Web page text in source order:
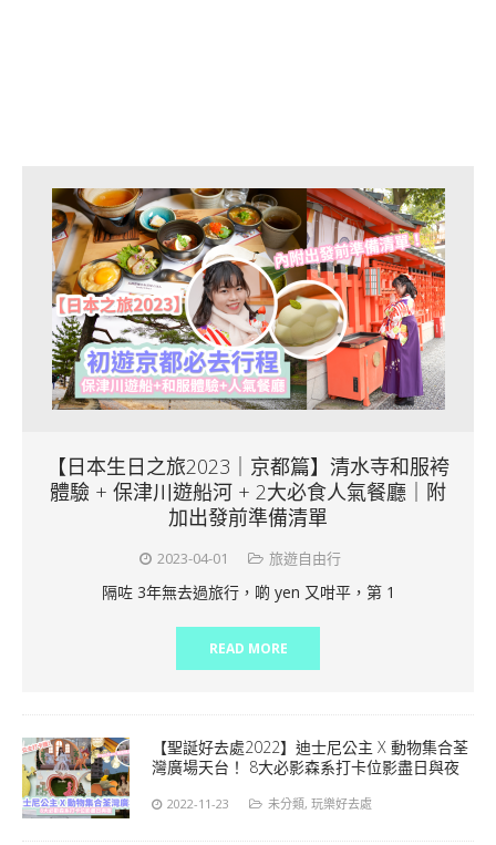
【日本生日之旅2023｜京都篇】清水寺和服袴
體驗 + 保津川遊船河 + 2大必食人氣餐廳｜附
加出發前準備清單
2023-04-01 旅遊自由行
隔咗 3年無去過旅行，啲 yen 又咁平，第 1
READ MORE
【聖誕好去處2022】迪士尼公主 X 動物集合荃
灣廣場天台！ 8大必影森系打卡位影盡日與夜
2022-11-23 未分類, 玩樂好去處